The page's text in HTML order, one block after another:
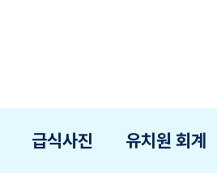
급식사진 유치원 회계